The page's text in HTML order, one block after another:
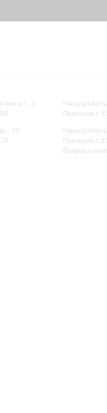
ул., 2
30
Часы
Перерыв с
Часы
Перерыв с
Вопросы